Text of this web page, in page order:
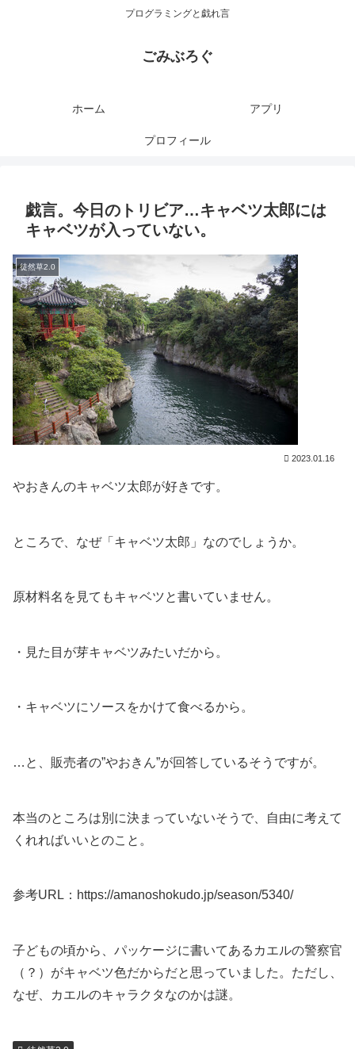
プログラミングと戯れ言
ごみぶろぐ
ホーム アプリ
プロフィール
戯言。今日のトリビア…キャベツ太郎には
キャベツが入っていない。
徒然草2.0
2023.01.16
やおきんのキャベツ太郎が好きです。
ところで、なぜ「キャベツ太郎」なのでしょうか。
原材料名を見てもキャベツと書いていません。
・見た目が芽キャベツみたいだから。
・キャベツにソースをかけて食べるから。
…と、販売者の”やおきん”が回答しているそうですが。
本当のところは別に決まっていないそうで、自由に考えて
くれればいいとのこと。
参考URL：https://amanoshokudo.jp/season/5340/
子どもの頃から、パッケージに書いてあるカエルの警察官
（？）がキャベツ色だからだと思っていました。ただし、
なぜ、カエルのキャラクタなのかは謎。